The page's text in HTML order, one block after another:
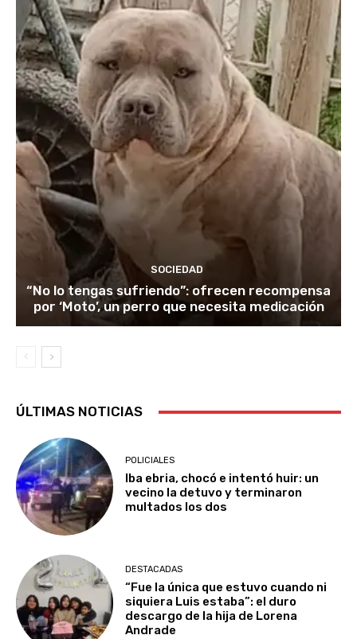
SOCIEDAD
“No lo tengas sufriendo”: ofrecen recompensa
por ‘Moto’, un perro que necesita medicación
ÚLTIMAS NOTICIAS
POLICIALES
Iba ebria, chocó e intentó huir: un
vecino la detuvo y terminaron
multados los dos
DESTACADAS
“Fue la única que estuvo cuando ni
siquiera Luis estaba”: el duro
descargo de la hija de Lorena
Andrade